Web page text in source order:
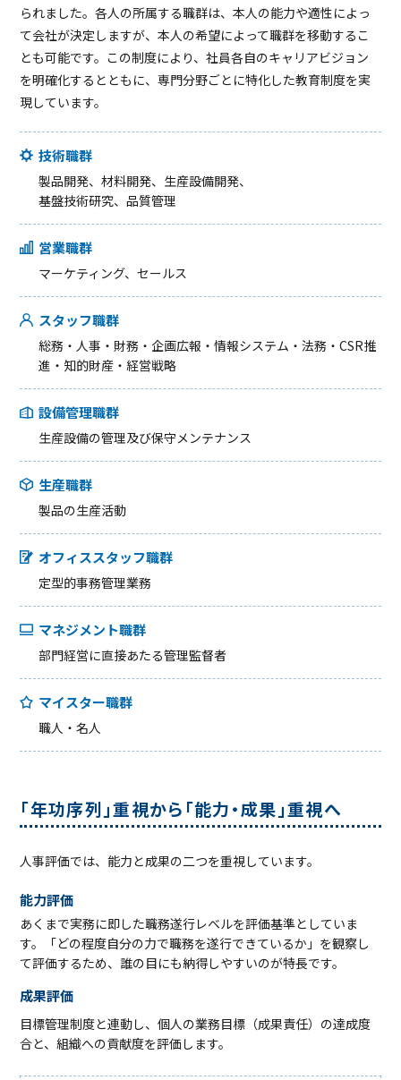
られました。各人の所属する職群は、本人の能力や適性によっ
て会社が決定しますが、本人の希望によって職群を移動するこ
とも可能です。この制度により、社員各自のキャリアビジョン
を明確化するとともに、専門分野ごとに特化した教育制度を実
現しています。
技術職群
製品開発、材料開発、⽣産設備開発、
基盤技術研究、品質管理
営業職群
マーケティング、セールス
スタッフ職群
総務・⼈事・財務・企画広報・情報システム・法務・CSR推
進・知的財産・経営戦略
設備管理職群
⽣産設備の管理及び保守メンテナンス
⽣産職群
製品の⽣産活動
オフィススタッフ職群
定型的事務管理業務
マネジメント職群
部⾨経営に直接あたる管理監督者
マイスター職群
職⼈・名⼈
「年功序列」重視から「能⼒・成果」重視へ
人事評価では、能力と成果の二つを重視しています。
能⼒評価
あくまで実務に即した職務遂行レベルを評価基準としていま
す。「どの程度自分の力で職務を遂行できているか」を観察し
て評価するため、誰の目にも納得しやすいのが特長です。
成果評価
目標管理制度と連動し、個人の業務目標（成果責任）の達成度
合と、組織への貢献度を評価します。